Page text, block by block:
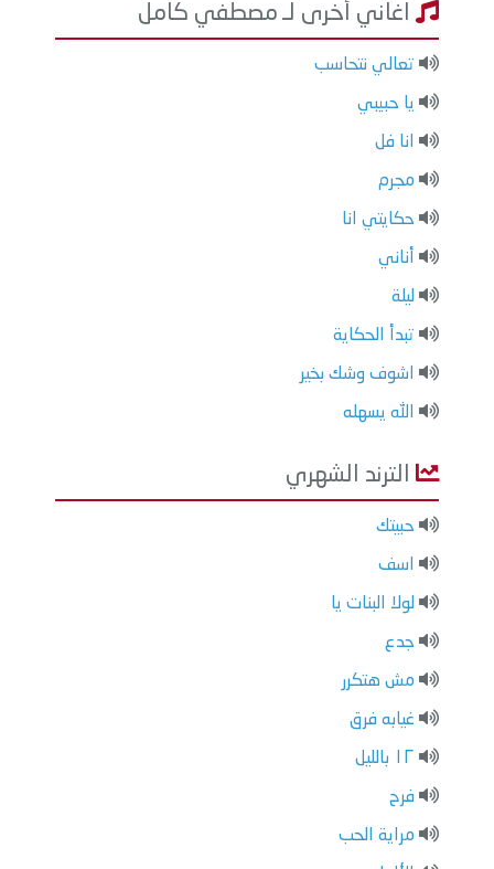
اغاني أخرى لـ مصطفي كامل
تعالي نتحاسب
يا حبيبي
انا فل
مجرم
حكايتي انا
أناني
ليلة
تبدأ الحكاية
اشوف وشك بخير
الله يسهله
الترند الشهري
حبيتك
اسف
لولا البنات يا
جدع
مش هتكرر
غيابه فرق
١٢ بالليل
فرح
مراية الحب